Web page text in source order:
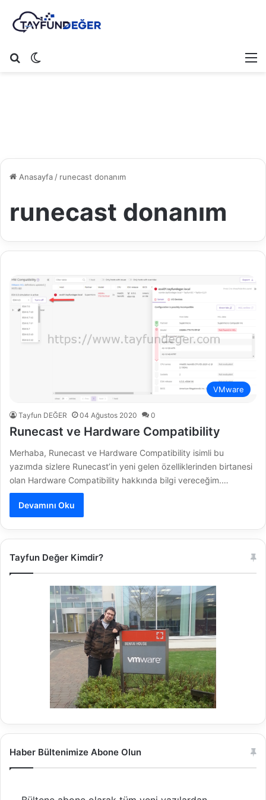
Arama yap ...
Anasayfa/ runecast donanım
runecast donanım
VMware
Tayfun DEĞER 04 Ağustos 2020 0
Runecast ve Hardware Compatibility
Merhaba, Runecast ve Hardware Compatibility isimli bu
yazımda sizlere Runecast’in yeni gelen özelliklerinden birtanesi
olan Hardware Compatibility hakkında bilgi vereceğim.…
Devamını Oku
Tayfun Değer Kimdir?
Haber Bültenimize Abone Olun